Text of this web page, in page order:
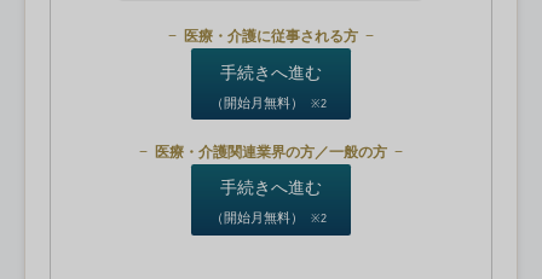
医療・介護に従事される方
手続きへ進む
（開始月無料） ※2
医療・介護関連業界の方／一般の方
手続きへ進む
（開始月無料） ※2